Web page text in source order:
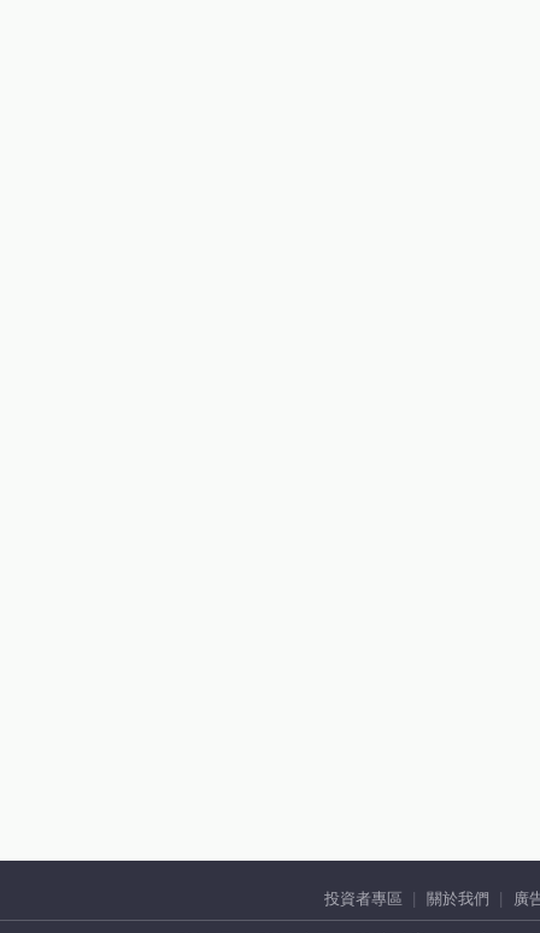
投資者專區 關於我們 廣